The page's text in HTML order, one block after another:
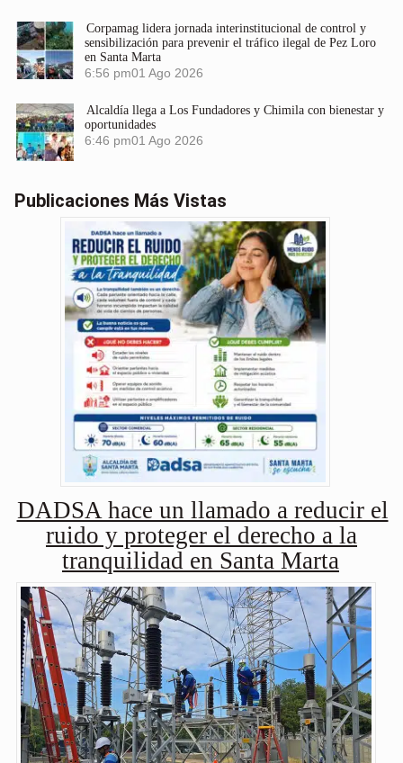
Corpamag lidera jornada interinstitucional de control y
sensibilización para prevenir el tráfico ilegal de Pez Loro
en Santa Marta
6:56 pm01 Ago 2026
Alcaldía llega a Los Fundadores y Chimila con bienestar y
oportunidades
6:46 pm01 Ago 2026
Publicaciones Más Vistas
DADSA hace un llamado a reducir el
ruido y proteger el derecho a la
tranquilidad en Santa Marta